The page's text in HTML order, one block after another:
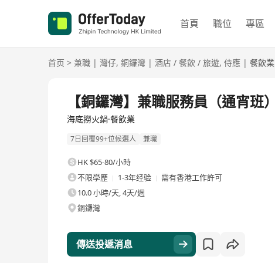
首頁 職位 專區
首页 > 兼職 | 灣仔, 銅鑼灣 | 酒店 / 餐飲 / 旅遊, 侍應 | 餐飲業
【銅鑼灣】兼職服務員（通宵班）
海底撈火鍋·餐飲業
7日回覆99+位候選人 兼職
HK $65-80/小時
不限學歷
1-3年经验
需有香港工作許可
10.0 小時/天, 4天/週
銅鑼灣
傳送投遞消息